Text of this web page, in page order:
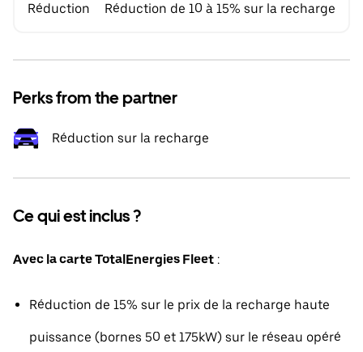
Réduction Réduction de 10 à 15% sur la recharge
Perks from the partner
Réduction sur la recharge
Ce qui est inclus ?
Avec la carte TotalEnergies Fleet :
Réduction de 15% sur le prix de la recharge haute
puissance (bornes 50 et 175kW) sur le réseau opéré